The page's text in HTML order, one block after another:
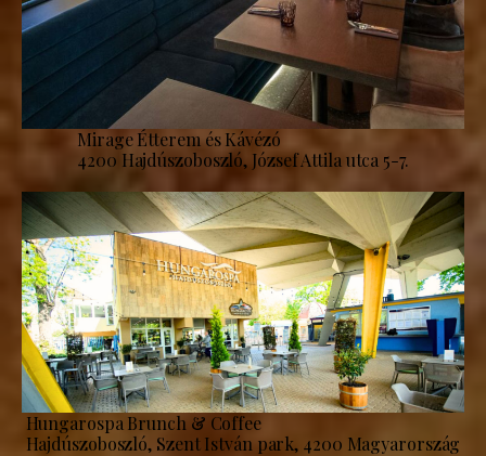
Mirage Étterem és Kávézó
4200 Hajdúszoboszló, József Attila utca 5-7.
Hungarospa Brunch & Coffee
Hajdúszoboszló, Szent István park, 4200 Magyarország